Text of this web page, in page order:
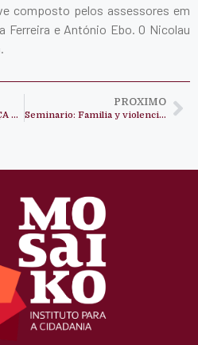
composto pelos assessores em
Ferreira e António Ebo. O Nicolau
DIA MUNDIAL DA JUSTIÇA SOCIAL
PROXIMO
Seminario: Familia y violencia doméstica